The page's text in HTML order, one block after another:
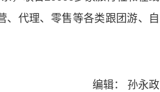
、代理、零售等各类跟团游、自
编辑： 孙永政